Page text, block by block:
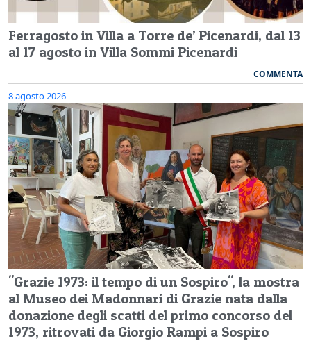
Ferragosto in Villa a Torre de’ Picenardi, dal 13
al 17 agosto in Villa Sommi Picenardi
COMMENTA
8 agosto 2026
"Grazie 1973: il tempo di un Sospiro", la mostra
al Museo dei Madonnari di Grazie nata dalla
donazione degli scatti del primo concorso del
1973, ritrovati da Giorgio Rampi a Sospiro